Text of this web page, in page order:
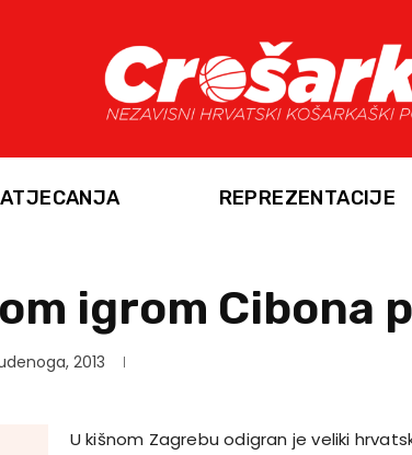
REPREZENTACIJE
igrom Cibona
2013
U kišnom Zagrebu odigran je veliki